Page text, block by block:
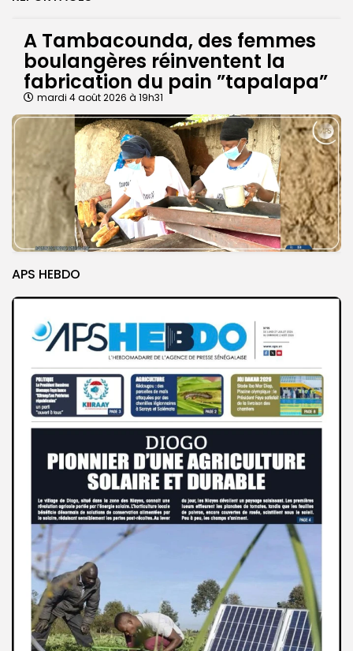
A Tambacounda, des femmes
boulangères réinventent la
fabrication du pain ”tapalapa”
mardi 4 août 2026 à 19h31
APS HEBDO